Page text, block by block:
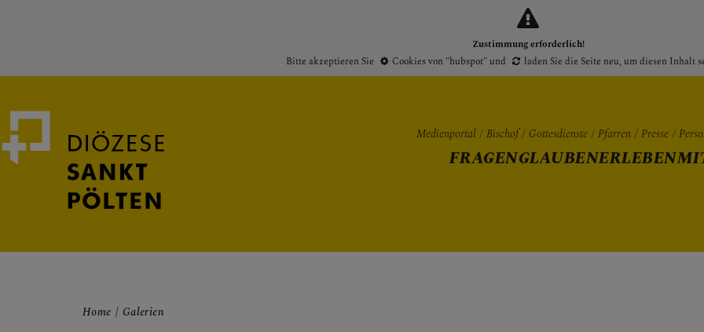
Zustimmung erforderlich!
Bitte akzeptieren Sie
Cookies von "hubspot"und laden Sie die Seite neu, um diesen Inhalt
Medienportal Bischof Gottesdienste Pfarren Presse
FRAGENGLAUBENERLEBEN
Home Galerien